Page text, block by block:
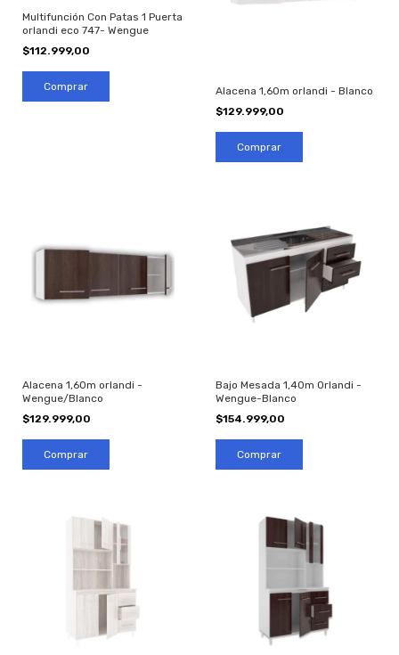
Multifunción Con Patas 1 Puerta
orlandi eco 747- Wengue
$112.999,00
Comprar
Alacena 1,60m orlandi - Blanco
$129.999,00
Comprar
Alacena 1,60m orlandi -
Wengue/Blanco
$129.999,00
Comprar
Bajo Mesada 1,40m Orlandi -
Wengue-Blanco
$154.999,00
Comprar